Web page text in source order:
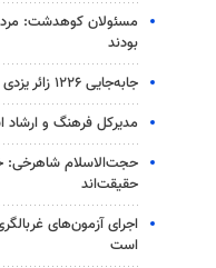
مسئولان کوهدشت:
بودند
جابه‌جایی ۱۲۲۶ زائر یزدی از طریق پروازهای اربعین فرودگاه شهید صدوقی
مدیرکل فرهنگ و ارشاد
حجت‌الاسلام شاهرخی:
حقیقت‌اند
اجرای آزمون‌های
است